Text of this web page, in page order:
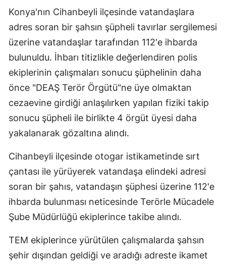
Çankırı
Denizli
Diyarbakır
Edirne
Elazığ
Erzurum
Eskişehir
Gaziantep
Giresun
Gümüşhane
Konya'nın Cihanbeyli ilçesinde vatandaşlara
adres soran bir şahsın şüpheli tavırlar sergilemesi
üzerine vatandaşlar tarafından 112'e ihbarda
bulunuldu. İhbarı titizlikle değerlendiren polis
ekiplerinin çalışmaları sonucu şüphelinin daha
önce "DEAŞ Terör Örgütü"ne üye olmaktan
cezaevine girdiği anlaşılırken yapılan fiziki takip
sonucu şüpheli ile birlikte 4 örgüt üyesi daha
yakalanarak gözaltına alındı.
Cihanbeyli ilçesinde otogar istikametinde sırt
çantası ile yürüyerek vatandaşa elindeki adresi
soran bir şahıs, vatandaşın şüphesi üzerine 112'e
ihbarda bulunması neticesinde Terörle Mücadele
Şube Müdürlüğü ekiplerince takibe alındı.
TEM ekiplerince yürütülen çalışmalarda şahsın
şehir dışından geldiği ve aradığı adreste ikamet